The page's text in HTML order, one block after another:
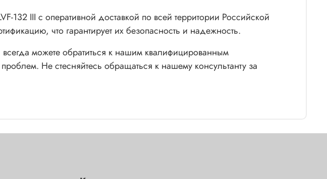
132 III с оперативной доставкой по всей территории Российской
что гарантирует их безопасность и надежность.
можете обратиться к нашим квалифицированным
Не стесняйтесь обращаться к нашему консультанту за